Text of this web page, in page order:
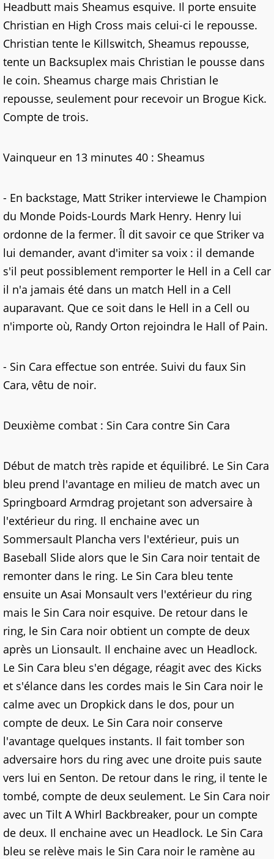
Headbutt mais Sheamus esquive. Il porte ensuite
Christian en High Cross mais celui-ci le repousse.
Christian tente le Killswitch, Sheamus repousse,
tente un Backsuplex mais Christian le pousse dans
le coin. Sheamus charge mais Christian le
repousse, seulement pour recevoir un Brogue Kick.
Compte de trois.
Vainqueur en 13 minutes 40 : Sheamus
- En backstage, Matt Striker interviewe le Champion
du Monde Poids-Lourds Mark Henry. Henry lui
ordonne de la fermer. Îl dit savoir ce que Striker va
lui demander, avant d'imiter sa voix : il demande
s'il peut possiblement remporter le Hell in a Cell car
il n'a jamais été dans un match Hell in a Cell
auparavant. Que ce soit dans le Hell in a Cell ou
n'importe où, Randy Orton rejoindra le Hall of Pain.
- Sin Cara effectue son entrée. Suivi du faux Sin
Cara, vêtu de noir.
Deuxième combat : Sin Cara contre Sin Cara
Début de match très rapide et équilibré. Le Sin Cara
bleu prend l'avantage en milieu de match avec un
Springboard Armdrag projetant son adversaire à
l'extérieur du ring. Il enchaine avec un
Sommersault Plancha vers l'extérieur, puis un
Baseball Slide alors que le Sin Cara noir tentait de
remonter dans le ring. Le Sin Cara bleu tente
ensuite un Asai Monsault vers l'extérieur du ring
mais le Sin Cara noir esquive. De retour dans le
ring, le Sin Cara noir obtient un compte de deux
après un Lionsault. Il enchaine avec un Headlock.
Le Sin Cara bleu s'en dégage, réagit avec des Kicks
et s'élance dans les cordes mais le Sin Cara noir le
calme avec un Dropkick dans le dos, pour un
compte de deux. Le Sin Cara noir conserve
l'avantage quelques instants. Il fait tomber son
adversaire hors du ring avec une droite puis saute
vers lui en Senton. De retour dans le ring, il tente le
tombé, compte de deux seulement. Le Sin Cara noir
avec un Tilt A Whirl Backbreaker, pour un compte
de deux. Il enchaine avec un Headlock. Le Sin Cara
bleu se relève mais le Sin Cara noir le ramène au